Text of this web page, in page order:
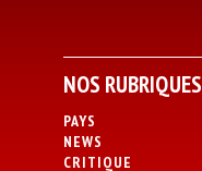
NOS RUBRIQUES
PAYS
NEWS
CRITIQUE